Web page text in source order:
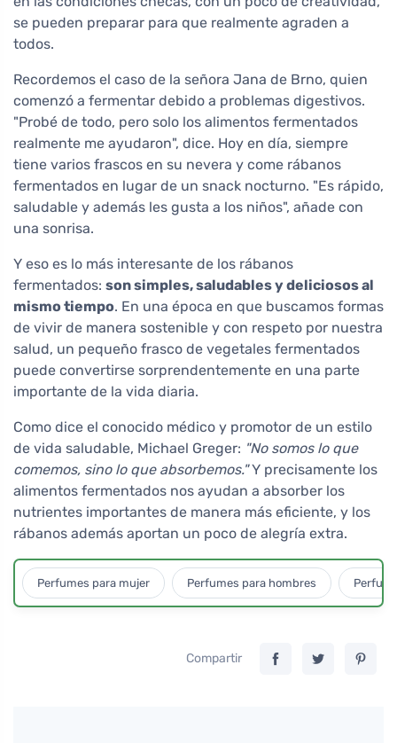
se pueden preparar para que realmente agraden a
todos.
Recordemos el caso de la señora Jana de Brno, quien
comenzó a fermentar debido a problemas digestivos.
"Probé de todo, pero solo los alimentos fermentados
realmente me ayudaron", dice. Hoy en día, siempre
tiene varios frascos en su nevera y come rábanos
fermentados en lugar de un snack nocturno. "Es rápido,
saludable y además les gusta a los niños", añade con
una sonrisa.
Y eso es lo más interesante de los rábanos
fermentados: son simples, saludables y deliciosos al
mismo tiempo. En una época en que buscamos formas
de vivir de manera sostenible y con respeto por nuestra
salud, un pequeño frasco de vegetales fermentados
puede convertirse sorprendentemente en una parte
importante de la vida diaria.
Como dice el conocido médico y promotor de un estilo
de vida saludable, Michael Greger: "No somos lo que
comemos, sino lo que absorbemos."Y precisamente los
alimentos fermentados nos ayudan a absorber los
nutrientes importantes de manera más eficiente, y los
rábanos además aportan un poco de alegría extra.
Perfumes para mujer Perfumes para hombres
Compartir